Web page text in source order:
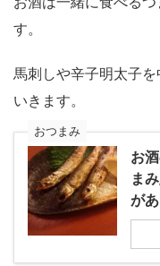
す。
馬刺しや辛子明太子
いきます。
おつまみ
お
ま
が